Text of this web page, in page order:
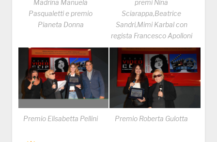
Madrina Manuela
Pasqualetti e premio
Pianeta Donna
premi Nina
Sciarappa,Beatrice
Sandri,Mimi Karbal con
regista Francesco Apolloni
Premio Elisabetta Pellini Premio Roberta Gulotta